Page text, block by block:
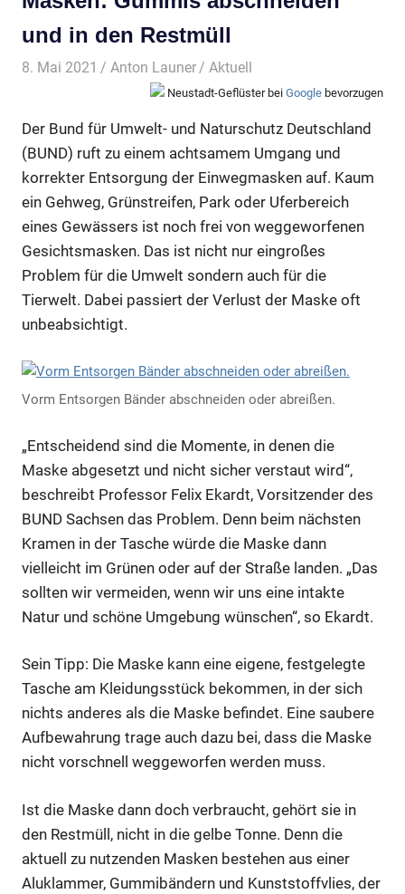
und in den Restmüll
8. Mai 2021 Anton Launer Aktuell
Neustadt-Geflüster bei Google bevorzugen
Der Bund für Umwelt- und Naturschutz Deutschland
(BUND) ruft zu einem achtsamem Umgang und
korrekter Entsorgung der Einwegmasken auf. Kaum
ein Gehweg, Grünstreifen, Park oder Uferbereich
eines Gewässers ist noch frei von weggeworfenen
Gesichtsmasken. Das ist nicht nur eingroßes
Problem für die Umwelt sondern auch für die
Tierwelt. Dabei passiert der Verlust der Maske oft
unbeabsichtigt.
Vorm Entsorgen Bänder abschneiden oder abreißen.
„Entscheidend sind die Momente, in denen die
Maske abgesetzt und nicht sicher verstaut wird“,
beschreibt Professor Felix Ekardt, Vorsitzender des
BUND Sachsen das Problem. Denn beim nächsten
Kramen in der Tasche würde die Maske dann
vielleicht im Grünen oder auf der Straße landen. „Das
sollten wir vermeiden, wenn wir uns eine intakte
Natur und schöne Umgebung wünschen“, so Ekardt.
Sein Tipp: Die Maske kann eine eigene, festgelegte
Tasche am Kleidungsstück bekommen, in der sich
nichts anderes als die Maske befindet. Eine saubere
Aufbewahrung trage auch dazu bei, dass die Maske
nicht vorschnell weggeworfen werden muss.
Ist die Maske dann doch verbraucht, gehört sie in
den Restmüll, nicht in die gelbe Tonne. Denn die
aktuell zu nutzenden Masken bestehen aus einer
Aluklammer, Gummibändern und Kunststoffvlies, der